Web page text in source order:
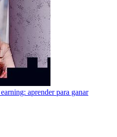
aprender para ganar